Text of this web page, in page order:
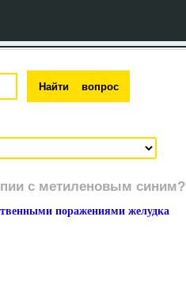
с метиленовым синим?
поражениями желудка